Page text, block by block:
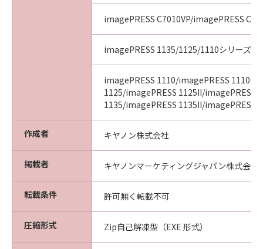
imagePRESS C7010VP/imagePRESS
imagePRESS 1135/1125/1110シリーズ
imagePRESS 1110/imagePRESS 1110II/
1125/imagePRESS 1125II/imagePRESS
1135/imagePRESS 1135II/imagePRESS
作成者 キヤノン株式会社
掲載者 キヤノンマーケティングジャパン株式会社
転載条件 許可無く転載不可
圧縮形式 Zip自己解凍型（EXE 形式）